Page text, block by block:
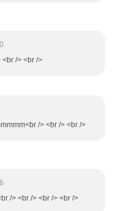
<br /> <br />
/> <br /> <br />
/> <br /> <br /> <br />